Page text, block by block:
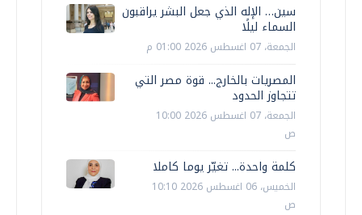
سين… الإله الذي جعل البشر يراقبون
السماء ليلًا
الجمعة، 07 اغسطس 2026 01:00 م
المصريات بالخارج... قوة مصر التي
تتجاوز الحدود
الجمعة، 07 اغسطس 2026 10:00
ص
كلمة واحدة... تغيّر يوما كاملا
الخميس، 06 اغسطس 2026 10:10
ص